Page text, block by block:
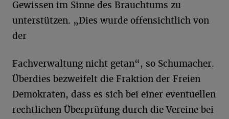
Gewissen im Sinne des Brauchtums zu
unterstützen. „Dies wurde offensichtlich von
der
Fachverwaltung nicht getan“, so Schumacher.
Überdies bezweifelt die Fraktion der Freien
Demokraten, dass es sich bei einer eventuellen
rechtlichen Überprüfung durch die Vereine bei